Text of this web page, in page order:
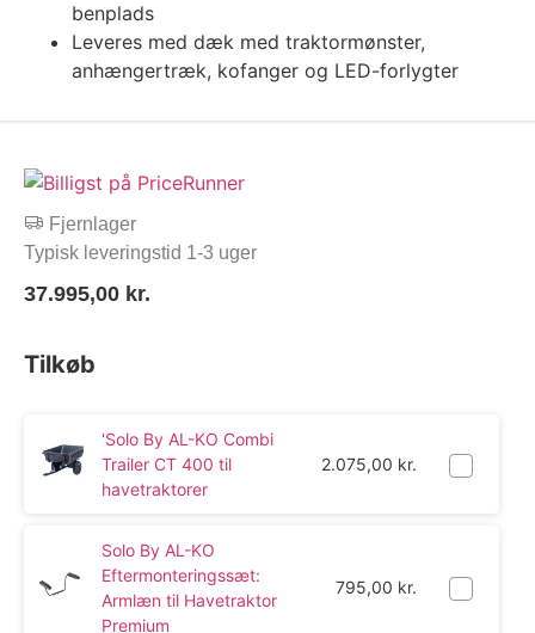
benplads
Leveres med dæk med traktormønster,
anhængertræk, kofanger og LED-forlygter
Fjernlager
Typisk leveringstid 1-3 uger
37.995,00 kr.
Tilkøb
'Solo By AL-KO Combi
Trailer CT 400 til
havetraktorer
2.075,00 kr.
Solo By AL-KO
Eftermonteringssæt:
Armlæn til Havetraktor
Premium
795,00 kr.